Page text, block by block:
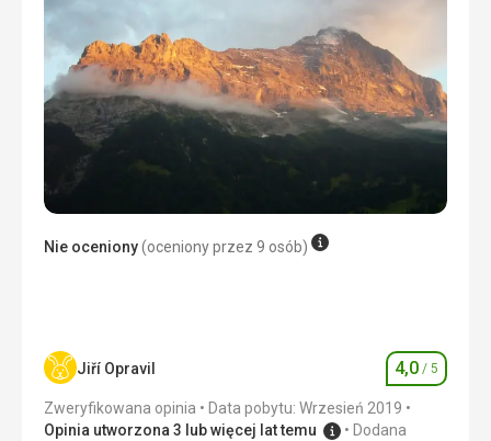
Nie oceniony(oceniony przez 9 osób)
Jiří Opravil Ocena
4,0 / 5
Zweryfikowana opinia
Data pobytu: Wrzesień 2019
Opinia utworzona 3 lub więcej lat temu
Dodana